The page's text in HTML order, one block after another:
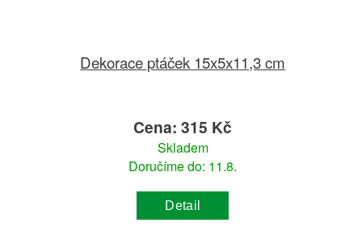
Dekorace ptáček 15x5x11,3 cm
Cena: 315 Kč
Skladem
Doručíme do: 11.8.
Detail